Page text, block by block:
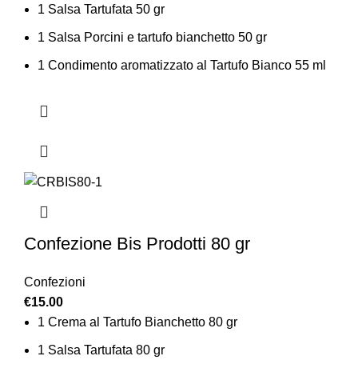
1 Salsa Tartufata 50 gr
1 Salsa Porcini e tartufo bianchetto 50 gr
1 Condimento aromatizzato al Tartufo Bianco 55 ml
Confezione Bis Prodotti 80 gr
Confezioni
€15.00
1 Crema al Tartufo Bianchetto 80 gr
1 Salsa Tartufata 80 gr